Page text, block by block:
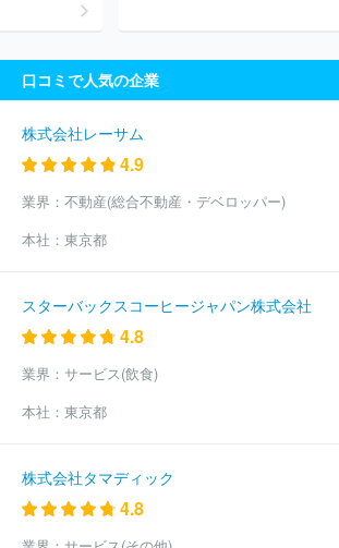
口コミで人気の企業
株式会社レーサム
4.9
業界： 不動産(総合不動産・デベロッパー)
本社： 東京都
スターバックスコーヒージャパン株式会社
4.8
業界： サービス(飲食)
本社： 東京都
株式会社タマディック
4.8